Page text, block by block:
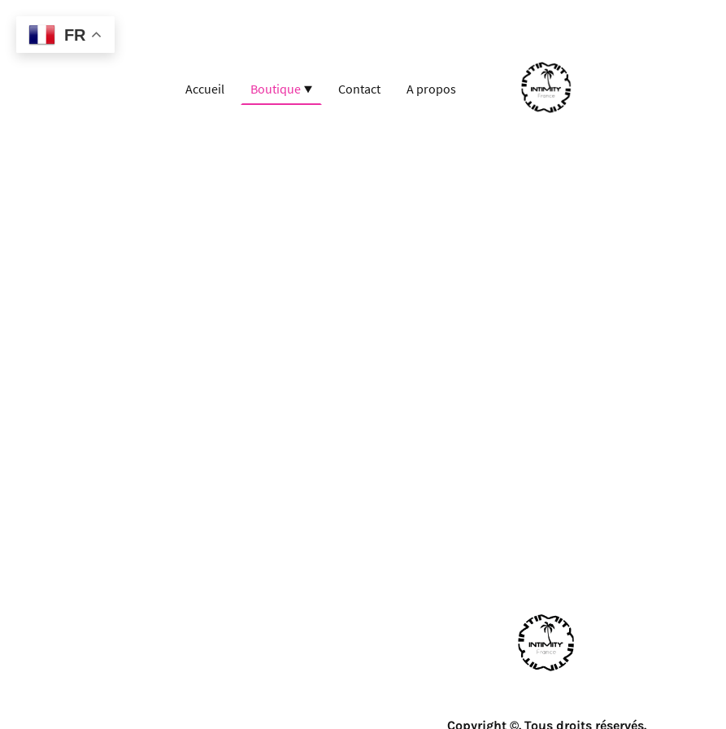
Accueil Boutique Contact A propos
Copyright ©. Tous droits réservés.
FR